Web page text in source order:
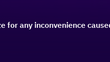
for any inconvenience